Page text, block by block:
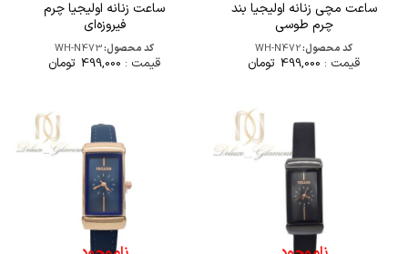
ساعت مچی زنانه اولیجیا بند
چرم طوسی
کد محصول:WH-N472
قیمت : 499,000 تومان
ساعت زنانه اولیجیا چرم
فیروزه‌ای
کد محصول:WH-N473
قیمت : 499,000 تومان